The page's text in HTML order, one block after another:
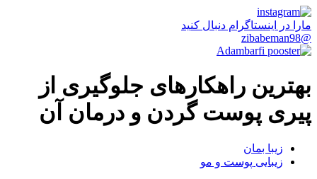
مارا در اینستاگرام دنبال کنید
@zibabeman98
بهترین راهکارهای جلوگیری از
پیری پوست گردن و درمان آن
زیبا بمان
زیبایی پوست و مو